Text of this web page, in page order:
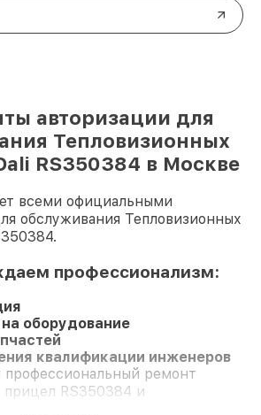
авторизации для
Тепловизионных
RS350384 в Москве
всеми официальными
обслуживания Тепловизионных
профессионализм:
оборудование
квалификации инженеров
ремонт
RS350384 и